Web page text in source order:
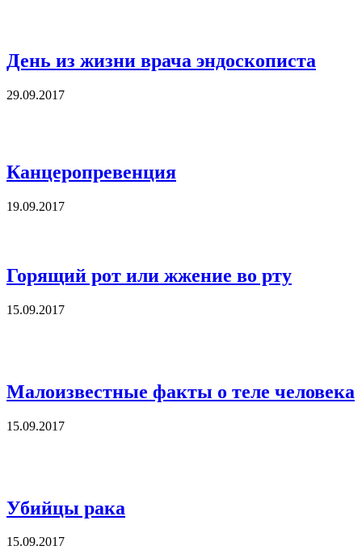
День из жизни врача эндоскописта
29.09.2017
Канцеропревенция
19.09.2017
Горящий рот или жжение во рту
15.09.2017
Малоизвестные факты о теле человека
15.09.2017
Убийцы рака
15.09.2017